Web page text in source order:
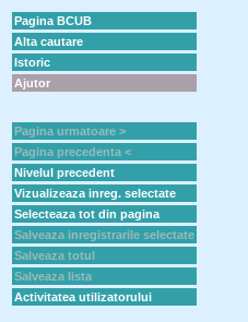
Pagina BCUB
Alta cautare
Istoric
Ajutor
Pagina urmatoare >
Pagina precedenta <
Nivelul precedent
Vizualizeaza inreg. selectate
Selecteaza tot din pagina
Salveaza inregistrarile selectate
Salveaza totul
Salveaza lista
Activitatea utilizatorului